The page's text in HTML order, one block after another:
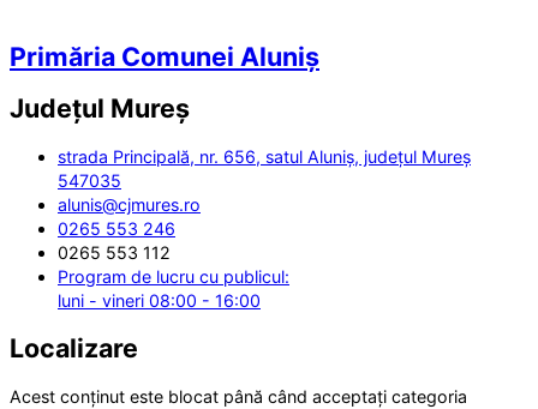
Primăria Comunei Aluniș
Județul Mureș
strada Principală, nr. 656, satul Aluniș, județul Mureș
547035
alunis@cjmures.ro
0265 553 246
0265 553 112
Program de lucru cu publicul:
luni - vineri 08:00 - 16:00
Localizare
Acest conținut este blocat până când acceptați categoria